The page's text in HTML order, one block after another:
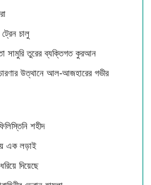
চালু
সামুরি তুরের ব্যক্তিগত কুরআন
উত্থানে আল-আজহারের গভীর
শহীদ
এক লড়াই
দিয়েছে